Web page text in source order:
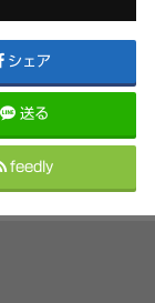
シェア
送る
feedly